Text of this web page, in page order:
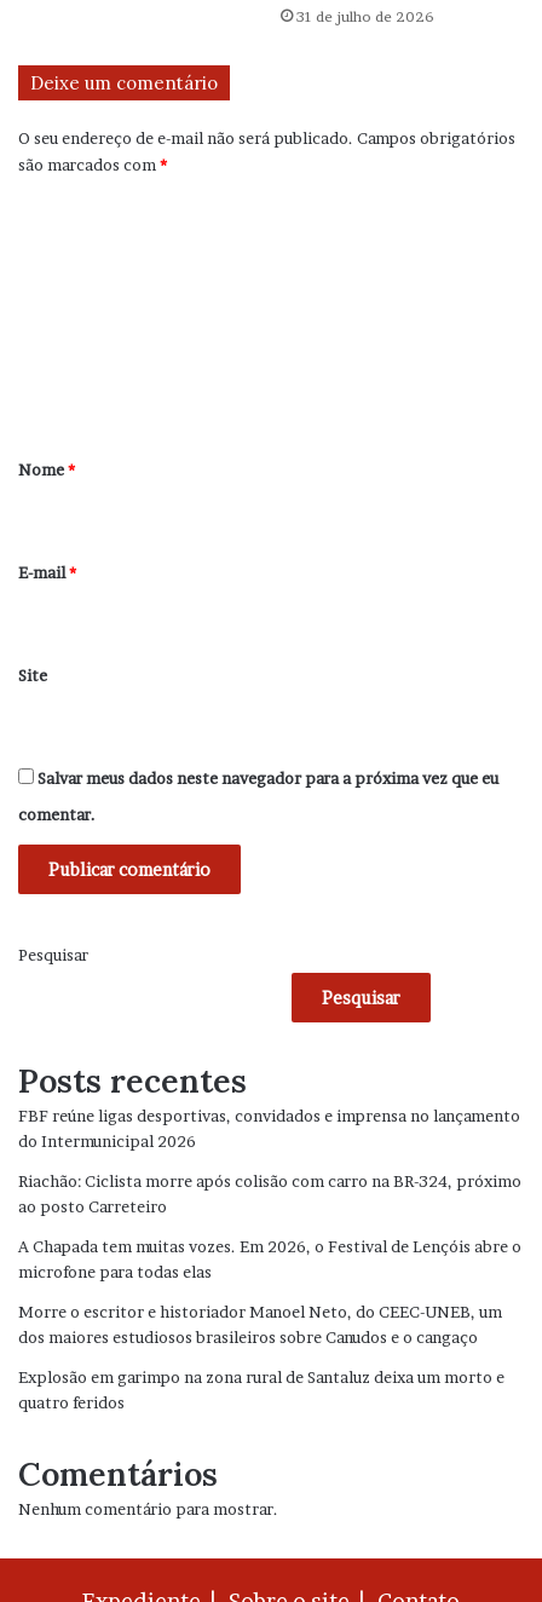
31 de julho de 2026
Deixe um comentário
O seu endereço de e-mail não será publicado. Campos obrigatórios
são marcados com*
r
*
Nome*
E-mail*
Site
Salvar meus dados neste navegador para a próxima vez que eu
comentar.
Pesquisar
Pesquisar
Posts recentes
FBF reúne ligas desportivas, convidados e imprensa no lançamento
do Intermunicipal 2026
Riachão: Ciclista morre após colisão com carro na BR-324, próximo
ao posto Carreteiro
A Chapada tem muitas vozes. Em 2026, o Festival de Lençóis abre o
microfone para todas elas
Morre o escritor e historiador Manoel Neto, do CEEC-UNEB, um
dos maiores estudiosos brasileiros sobre Canudos e o cangaço
Explosão em garimpo na zona rural de Santaluz deixa um morto e
quatro feridos
Comentários
Nenhum comentário para mostrar.